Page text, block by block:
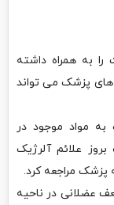
به همراه داشته
های پزشک می تواند
مواد موجود در
علائم آلرژیک
پزشک مراجعه کرد.
عضلانی در ناحیه